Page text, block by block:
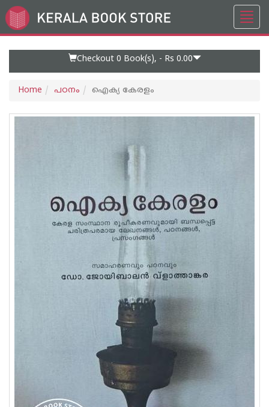
Go
to
Checkout 0 Book(s), - Rs 0.00
Home പഠനം ഐക്യ കേരളം